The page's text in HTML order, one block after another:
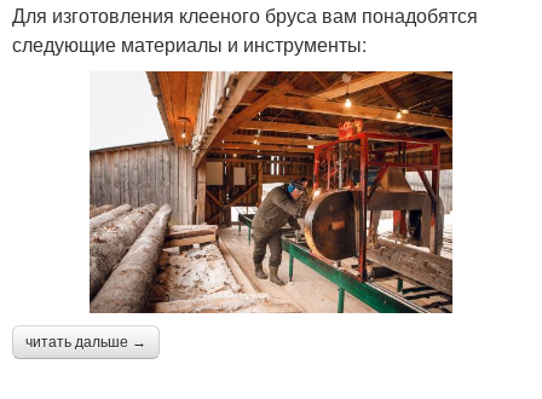
Для изготовления клееного бруса вам понадобятся
следующие материалы и инструменты:
читать дальше →